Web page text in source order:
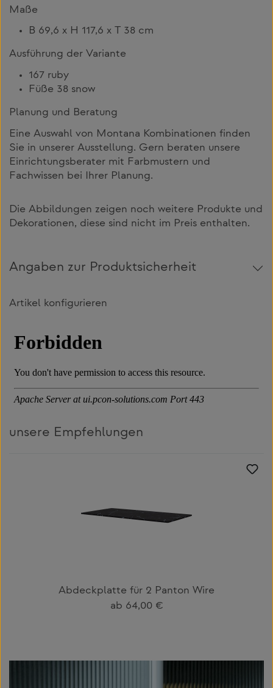
Maße
B 69,6 x H 117,6 x T 38 cm
Ausführung der Variante
167 ruby
Füße 38 snow
Planung und Beratung
Eine Auswahl von Montana Kombinationen finden
Sie in unserer Ausstellung. Gern beraten unsere
Einrichtungsberater mit Farbmustern und
Fachwissen bei Ihrer Planung.
Die Abbildungen zeigen noch weitere Produkte und
Dekorationen, diese sind nicht im Preis enthalten.
Angaben zur Produktsicherheit
Artikel konfigurieren
unsere Empfehlungen
Abdeckplatte für 2 Panton Wire
Regulärer Preis:
ab 64,00 €